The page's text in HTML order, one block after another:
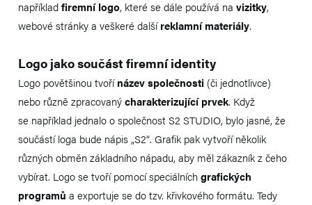
napříkladfiremní logo, které se dále používá na vizitky,
webové stránky a veškeré dalšíreklamní materiály.
Logo jako součást firemní identity
Logo povětšinou tvořínázev společnosti (či jednotlivce)
nebo různě zpracovanýcharakterizující prvek. Když
se například jednalo o společnost S2 STUDIO, bylo jasné, že
součástí loga bude nápis „S2“. Grafik pak vytvoří několik
různých obměn základního nápadu, aby měl zákazník z čeho
vybírat. Logo se tvoří pomocí speciálníchgrafických
programů a exportuje se do tzv. křivkového formátu. Tedy